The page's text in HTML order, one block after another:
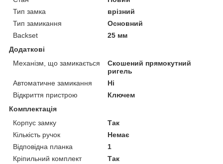
Тип замка
врізний
Тип замикання
Основний
Backset
25 мм
Додаткові
Механізм, що замикається
Скошений прямокутний
ригель
Автоматичне замикання
Ні
Відкриття пристрою
Ключем
Комплектація
Корпус замку
Так
Кількість ручок
Немає
Відповідна планка
1
Кріпильний комплект
Так